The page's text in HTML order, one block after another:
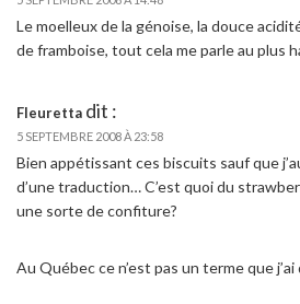
Le moelleux de la génoise, la douce
de framboise, tout cela me parle au plus
Fleuretta dit :
5 SEPTEMBRE 2008 À 23:58
Bien appétissant ces biscuits sauf que
d’une traduction… C’est quoi du
une sorte de confiture?
Au Québec ce n’est pas un terme que